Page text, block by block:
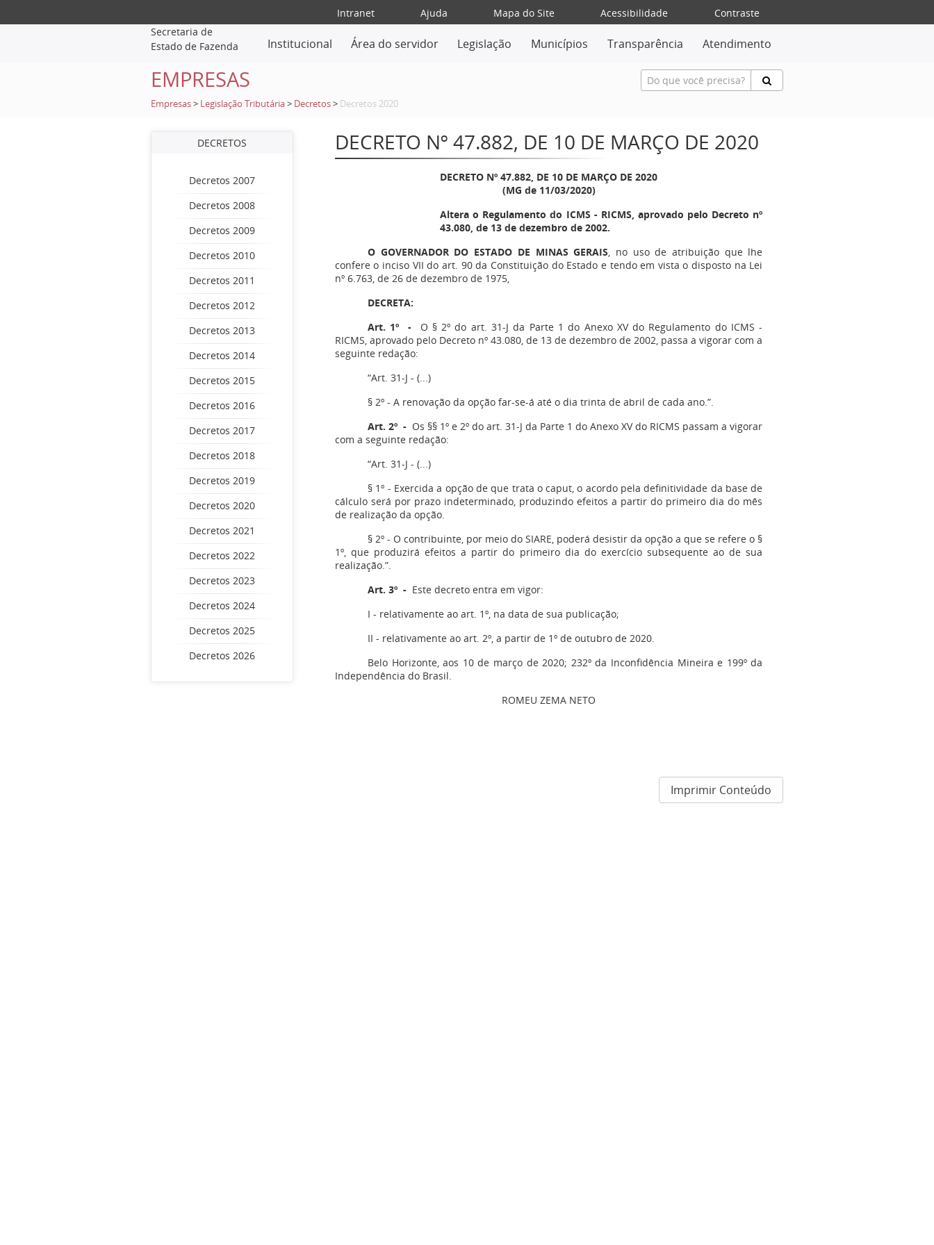
Intranet Ajuda Mapa do Site Acessibilidade
Contraste
Secretaria de
Estado de Fazenda
Institucional Área do servidor Legislação Municípios Transparência Atendimento
EMPRESAS
Empresas > Legislação Tributária > Decretos > Decretos 2020
DECRETOS
Decretos 2007
Decretos 2008
Decretos 2009
Decretos 2010
Decretos 2011
Decretos 2012
Decretos 2013
Decretos 2014
Decretos 2015
Decretos 2016
Decretos 2017
Decretos 2018
Decretos 2019
Decretos 2020
Decretos 2021
Decretos 2022
Decretos 2023
Decretos 2024
Decretos 2025
Decretos 2026
DECRETO Nº 47.882, DE 10 DE MARÇO DE 2020
DECRETO Nº 47.882, DE 10 DE MARÇO DE 2020
(MG de 11/03/2020)
Altera o Regulamento do ICMS - RICMS, aprovado pelo Decreto nº
43.080, de 13 de dezembro de 2002.
O GOVERNADOR DO ESTADO DE MINAS GERAIS, no uso de atribuição que lhe
confere o inciso VII do art. 90 da Constituição do Estado e tendo em vista o disposto na Lei
nº 6.763, de 26 de dezembro de 1975,
DECRETA:
Art. 1º - O § 2º do art. 31-J da Parte 1 do Anexo XV do Regulamento do ICMS -
RICMS, aprovado pelo Decreto nº 43.080, de 13 de dezembro de 2002, passa a vigorar com a
seguinte redação:
“Art. 31-J - (...)
§ 2º - A renovação da opção far-se-á até o dia trinta de abril de cada ano.”.
Art. 2º - Os §§ 1º e 2º do art. 31-J da Parte 1 do Anexo XV do RICMS passam a vigorar
com a seguinte redação:
“Art. 31-J - (...)
§ 1º - Exercida a opção de que trata o caput, o acordo pela definitividade da base de
cálculo será por prazo indeterminado, produzindo efeitos a partir do primeiro dia do mês
de realização da opção.
§ 2º - O contribuinte, por meio do SIARE, poderá desistir da opção a que se refere o §
1º, que produzirá efeitos a partir do primeiro dia do exercício subsequente ao de sua
realização.”.
Art. 3º - Este decreto entra em vigor:
I - relativamente ao art. 1º, na data de sua publicação;
II - relativamente ao art. 2º, a partir de 1º de outubro de 2020.
Belo Horizonte, aos 10 de março de 2020; 232º da Inconfidência Mineira e 199º da
Independência do Brasil.
ROMEU ZEMA NETO
Imprimir Conteúdo